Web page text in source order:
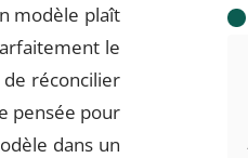
modèle plaît
le
réconcilier
pensée pour
dans un